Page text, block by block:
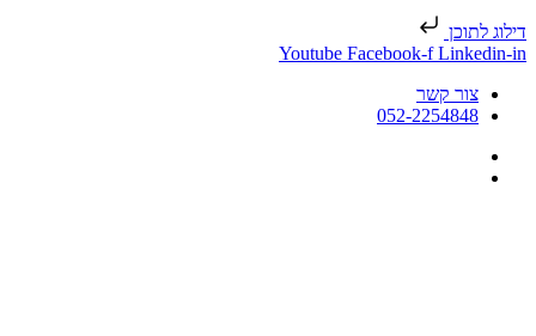
דילוג לתוכן
Youtube Facebook-f Linkedin-in
צור קשר
052-2254848